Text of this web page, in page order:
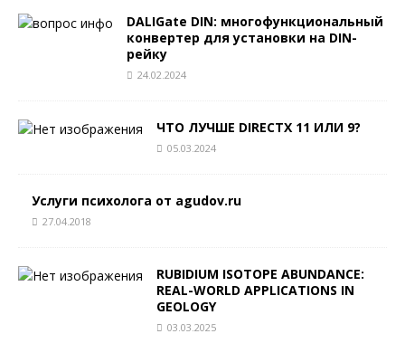
DALIGate DIN: многофункциональный
конвертер для установки на DIN-
рейку
24.02.2024
ЧТО ЛУЧШЕ DIRECTX 11 ИЛИ 9?
05.03.2024
Услуги психолога от agudov.ru
27.04.2018
RUBIDIUM ISOTOPE ABUNDANCE:
REAL-WORLD APPLICATIONS IN
GEOLOGY
03.03.2025